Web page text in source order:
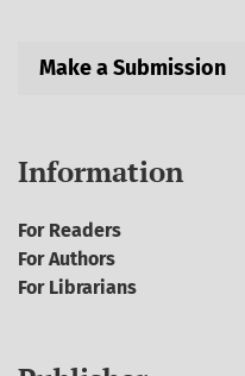
Make a Submission
Information
For Readers
For Authors
For Librarians